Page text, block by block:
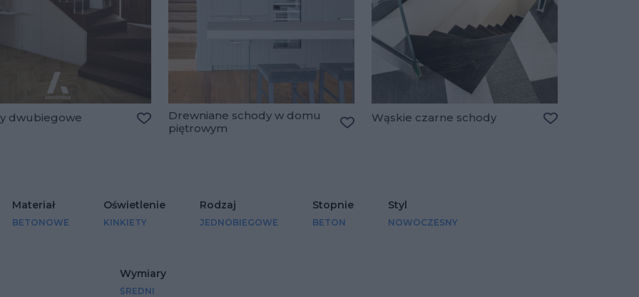
dwubiegowe
Dodaj do ulubionych
Drewniane schody w domu
piętrowym
Wąskie czarne schody
Materiał
BETONOWE
Oświetlenie
KINKIETY
Rodzaj
JEDNOBIEGOWE
Stopnie
BETON
Styl
NOWOCZESNY
Wymiary
ŚREDNI